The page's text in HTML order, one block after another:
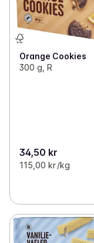
Orange Cookies
300 g, R
34,50 kr
115,00 kr /kg